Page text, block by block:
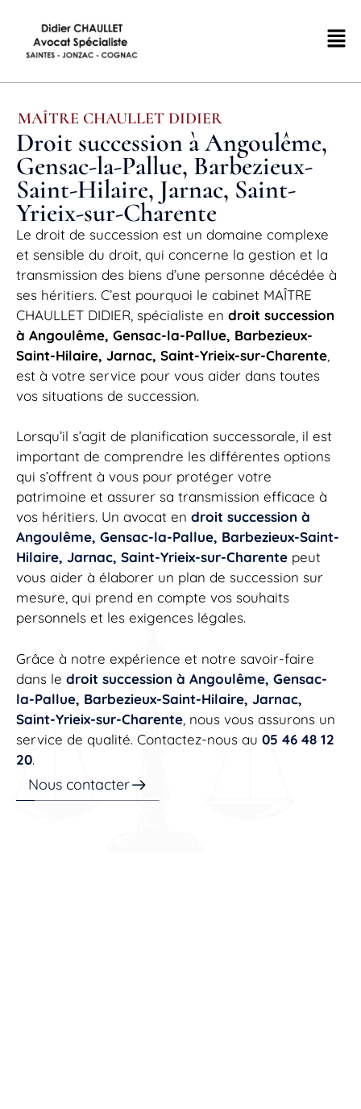
MAÎTRE CHAULLET DIDIER
Droit succession à Angoulême,
Gensac-la-Pallue, Barbezieux-
Saint-Hilaire, Jarnac, Saint-
Yrieix-sur-Charente
Le droit de succession est un domaine complexe
et sensible du droit, qui concerne la gestion et la
transmission des biens d’une personne décédée à
ses héritiers. C’est pourquoi le cabinet MAÎTRE
CHAULLET DIDIER, spécialiste en droit succession
à Angoulême, Gensac-la-Pallue, Barbezieux-
Saint-Hilaire, Jarnac, Saint-Yrieix-sur-Charente
est à votre service pour vous aider dans toutes
vos situations de succession.
Lorsqu’il s’agit de planification successorale, il est
important de comprendre les différentes options
qui s’offrent à vous pour protéger votre
patrimoine et assurer sa transmission efficace à
vos héritiers. Un avocat en droit succession à
Angoulême, Gensac-la-Pallue, Barbezieux-Saint-
Hilaire, Jarnac, Saint-Yrieix-sur-Charente peut
vous aider à élaborer un plan de succession sur
mesure, qui prend en compte vos souhaits
personnels et les exigences légales.
Grâce à notre expérience et notre savoir-faire
dans le droit succession à Angoulême, Gensac-
la-Pallue, Barbezieux-Saint-Hilaire, Jarnac,
Saint-Yrieix-sur-Charente , nous vous assurons un
service de qualité. Contactez-nous au 05 46 48 12
20.
Nous contacter